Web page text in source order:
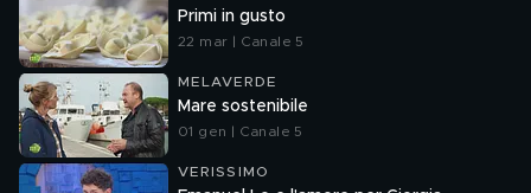
Primi in gusto
22 mar | Canale 5
MELAVERDE
Mare sostenibile
01 gen | Canale 5
VERISSIMO